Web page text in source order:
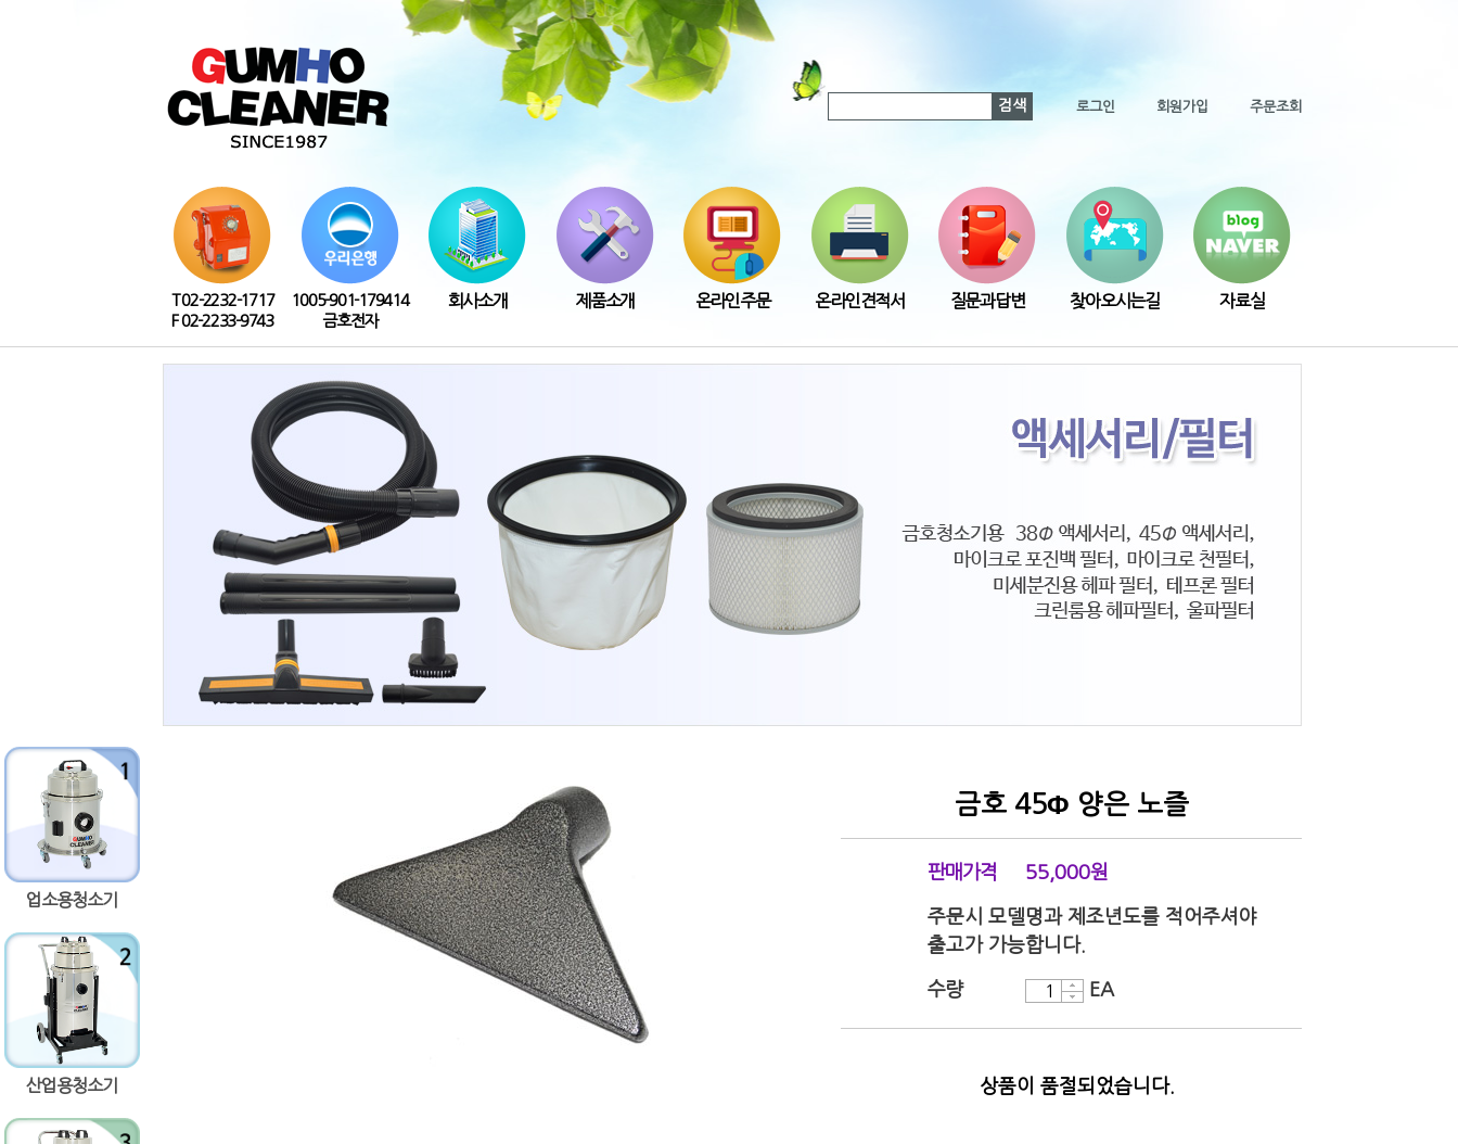
검색 로그인 회원가입 주문조회
T 02-2232-1717
F 02-2233-9743
1005-901-179414
금호전자
회사소개 제품소개 온라인주문 온라인견적서 질문과답변 찾아오시는길 자료실
업소용청소기
산업용청소기
금호 45Φ 양은 노즐
판매가격 55,000원
주문시 모델명과 제조년도를 적어주셔야
출고가 가능합니다.
수량
증가
감소
EA
상품이 품절되었습니다.